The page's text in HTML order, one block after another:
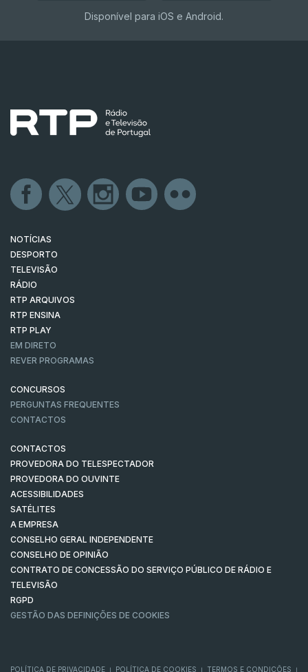
Disponível para iOS e Android.
NOTÍCIAS
DESPORTO
TELEVISÃO
RÁDIO
RTP ARQUIVOS
RTP ENSINA
RTP PLAY
EM DIRETO
REVER PROGRAMAS
CONCURSOS
PERGUNTAS FREQUENTES
CONTACTOS
CONTACTOS
PROVEDORA DO TELESPECTADOR
PROVEDORA DO OUVINTE
ACESSIBILIDADES
SATÉLITES
A EMPRESA
CONSELHO GERAL INDEPENDENTE
CONSELHO DE OPINIÃO
CONTRATO DE CONCESSÃO DO SERVIÇO PÚBLICO DE RÁDIO E
TELEVISÃO
RGPD
GESTÃO DAS DEFINIÇÕES DE COOKIES
POLÍTICA DE PRIVACIDADE POLÍTICA DE COOKIES TERMOS E CONDIÇÕES